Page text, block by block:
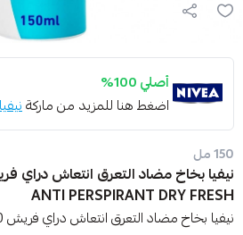
أصلي 100%
اضغط هنا للمزيد من ماركةنيفيا
150 مل
ANTI PERSPIRANT DRY FRESH